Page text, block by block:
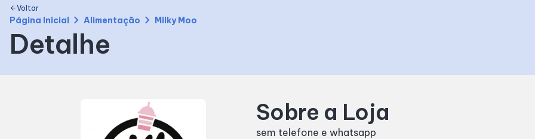
Mapa Interno
Facilidades
Como Chegar
Eventos
arrow_backVoltar
Página Inicial chevron_right Alimentação chevron_right Milky Moo
Detalhe
Sobre a Loja
sem telefone e whatsapp